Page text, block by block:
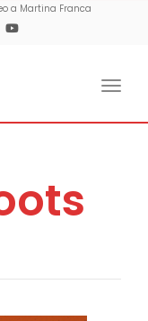
a Martina Franca